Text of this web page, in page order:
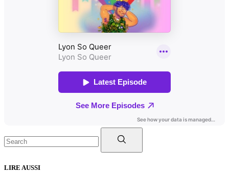
for:
LIRE AUSSI